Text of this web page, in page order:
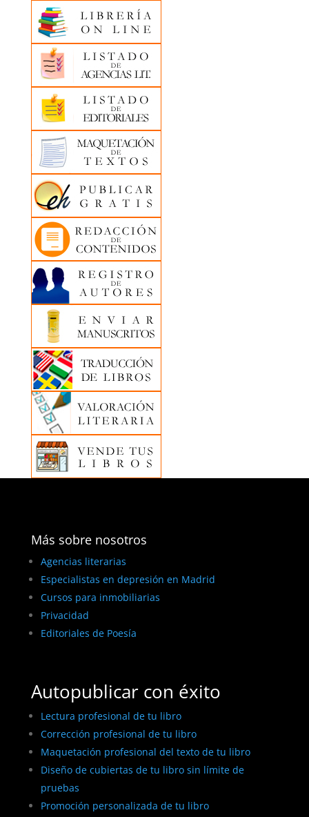
Más sobre nosotros
Agencias literarias
Especialistas en depresión en Madrid
Cursos para inmobiliarias
Privacidad
Editoriales de Poesía
Autopublicar con éxito
Lectura profesional de tu libro
Corrección profesional de tu libro
Maquetación profesional del texto de tu libro
Diseño de cubiertas de tu libro sin límite de
pruebas
Promoción personalizada de tu libro